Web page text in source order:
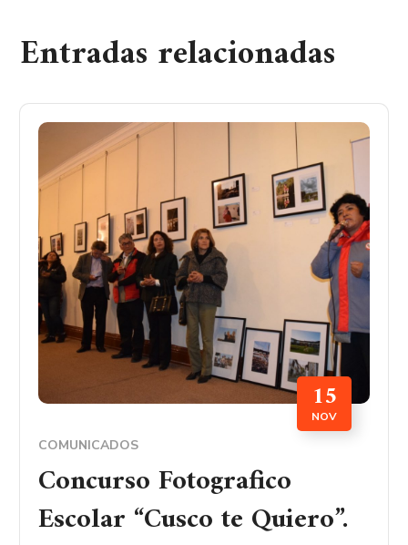
Entradas relacionadas
15
NOV
COMUNICADOS
Concurso Fotografico
Escolar “Cusco te Quiero”.